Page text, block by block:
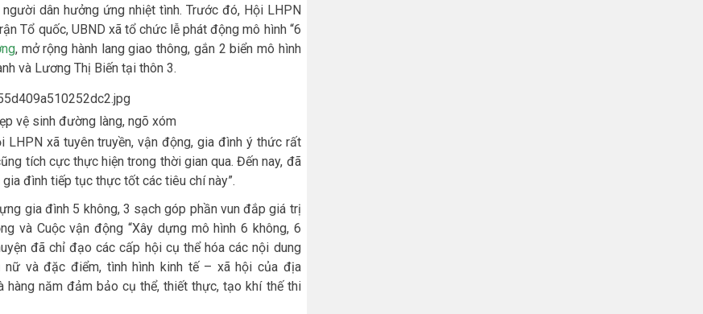
dân hưởng ứng nhiệt tình. Trước đó, Hội LHPN
Tổ quốc, UBND xã tổ chức lễ phát động mô hình “6
, mở rộng hành lang giao thông, gắn 2 biển mô hình
và Lương Thị Biến tại thôn 3.
vệ sinh đường làng, ngõ xóm
LHPN xã tuyên truyền, vận động, gia đình ý thức rất
tích cực thực hiện trong thời gian qua. Đến nay, đã
đình tiếp tục thực tốt các tiêu chí này”.
gia đình 5 không, 3 sạch góp phần vun đắp giá trị
và Cuộc vận động “Xây dựng mô hình 6 không, 6
đã chỉ đạo các cấp hội cụ thể hóa các nội dung
và đặc điểm, tình hình kinh tế – xã hội của địa
hàng năm đảm bảo cụ thể, thiết thực, tạo khí thế thi